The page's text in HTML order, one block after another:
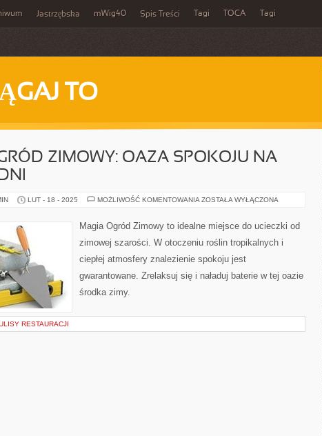
Jastrzębska mWig40 Spis Treści Tagi TOCA Tagi
TO
ZIMOWY: OAZA SPOKOJU NA
LUT - 18 - 2025 MOŻLIWOŚĆ KOMENTOWANIA MAGIA
OAZA
SPOKOJU
ZIMOWE
ZOSTAŁA WYŁĄCZONA
Magia Ogród Zimowy to idealne miejsce do ucieczki od
zimowej szarości. W otoczeniu roślin tropikalnych i
ciepłej atmosfery znalezienie spokoju jest
gwarantowane. Zrelaksuj się i naładuj baterie w tej oazie
środka zimy.
RESTAURACJI